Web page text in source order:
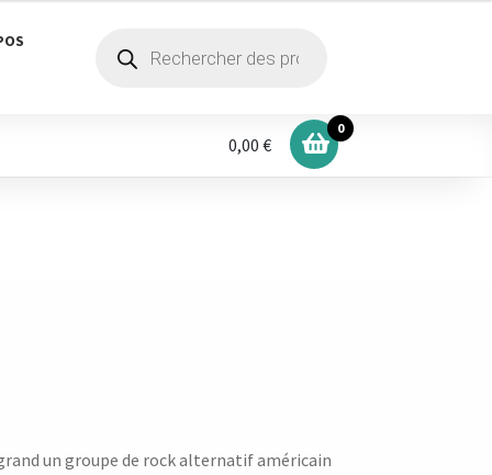
produits
0,00 €
0
un groupe de rock alternatif américain